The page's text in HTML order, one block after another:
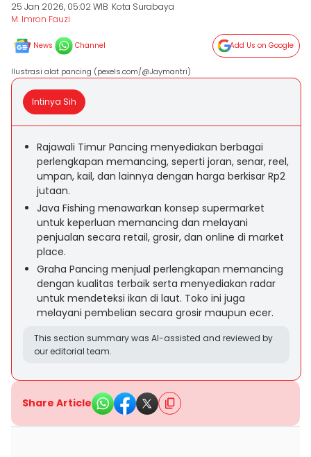
25 Jan 2026, 05:02 WIB Kota Surabaya
M. Imron Fauzi
News Channel Add Us on Google
Ilustrasi alat pancing (pexels.com/@Jaymantri)
Intinya Sih
Rajawali Timur Pancing menyediakan berbagai
perlengkapan memancing, seperti joran, senar, reel,
umpan, kail, dan lainnya dengan harga berkisar Rp2
jutaan.
Java Fishing menawarkan konsep supermarket
untuk keperluan memancing dan melayani
penjualan secara retail, grosir, dan online di market
place.
Graha Pancing menjual perlengkapan memancing
dengan kualitas terbaik serta menyediakan radar
untuk mendeteksi ikan di laut. Toko ini juga
melayani pembelian secara grosir maupun ecer.
This section summary was AI-assisted and reviewed by
our editorial team.
Share Article